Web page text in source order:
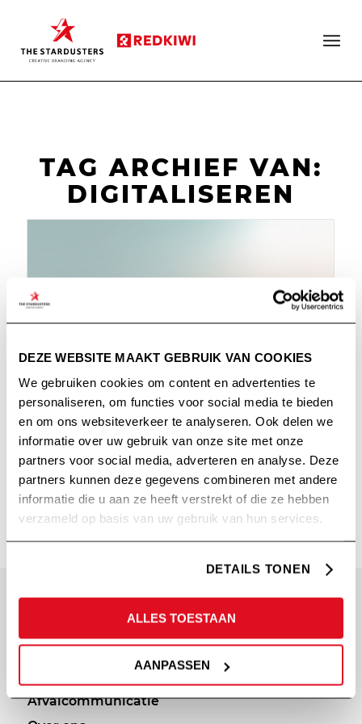
DEZE WEBSITE MAAKT GEBRUIK VAN COOKIES
We gebruiken cookies om content en advertenties te
personaliseren, om functies voor social media te bieden
en om ons websiteverkeer te analyseren. Ook delen we
informatie over uw gebruik van onze site met onze
partners voor social media, adverteren en analyse. Deze
partners kunnen deze gegevens combineren met andere
informatie die u aan ze heeft verstrekt of die ze hebben
verzameld op basis van uw gebruik van hun services.
DETAILS TONEN
ALLES TOESTAAN
AANPASSEN
TAG ARCHIEF VAN:
DIGITALISEREN
Diensten
Afvalcommunicatie
PRIVACY
Cookie statement
Privacy policy